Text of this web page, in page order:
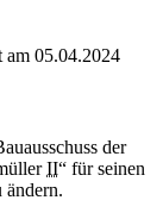
05.04.2024
der
II“ für seinen
ändern.